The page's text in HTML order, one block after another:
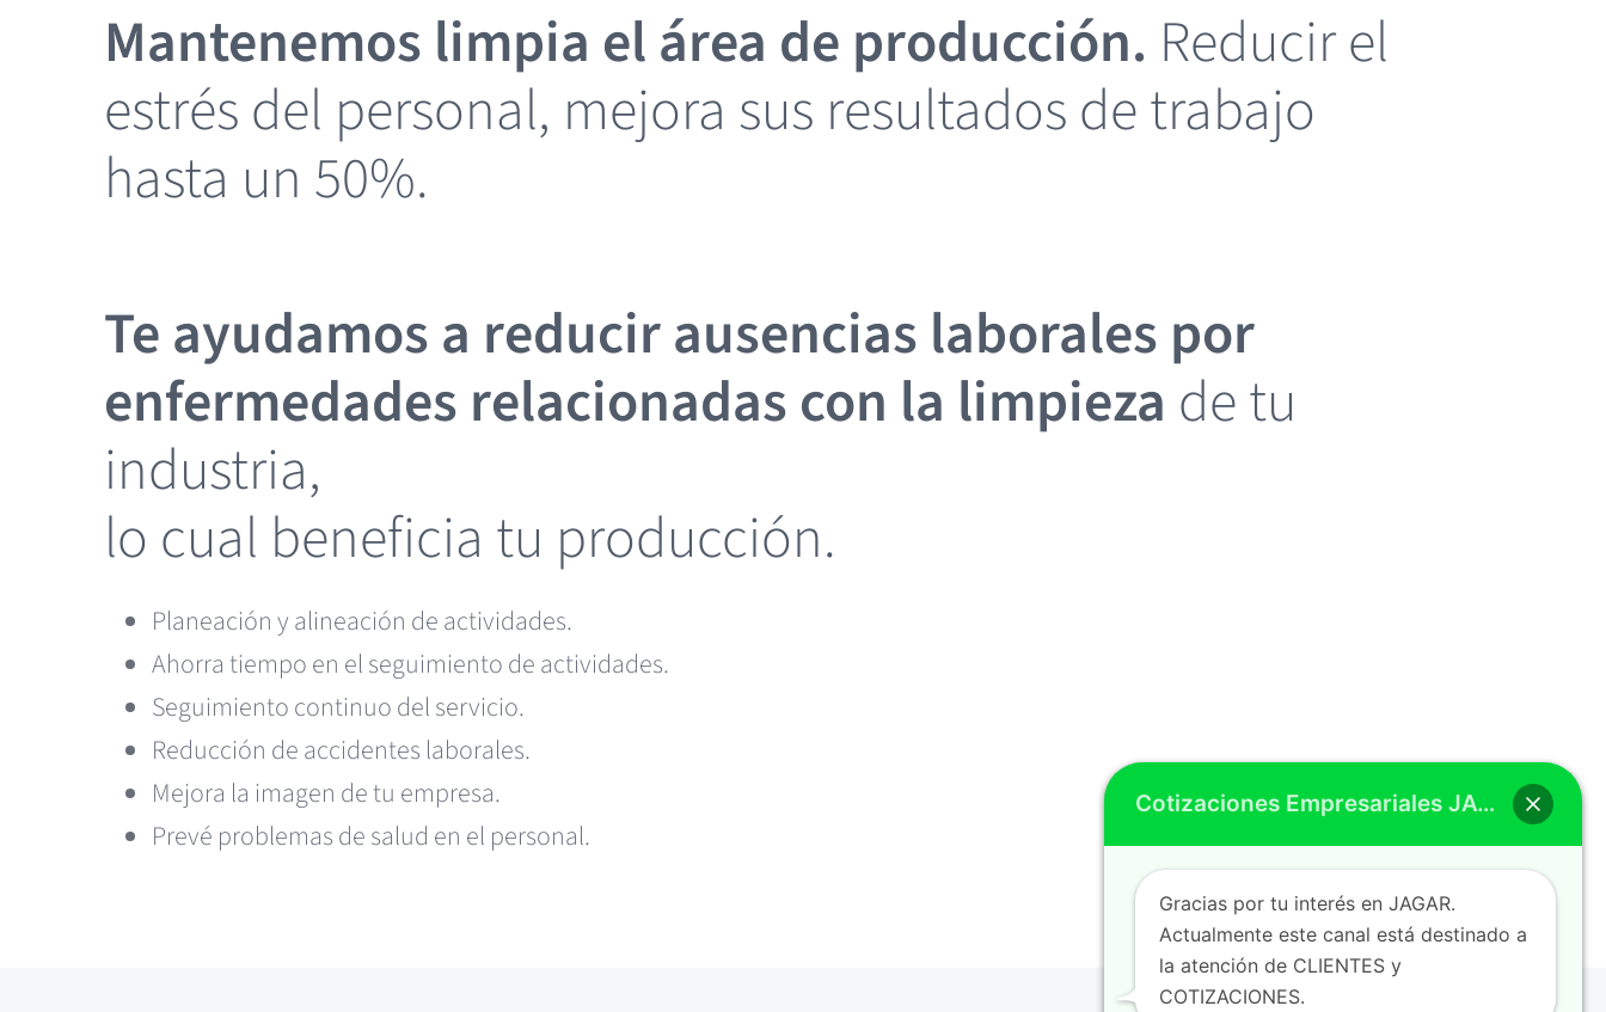
Mantenemos limpia el área de producción. Reducir el
estrés del personal, mejora sus resultados de trabajo
hasta un 50%.
Te ayudamos a reducir ausencias laborales por
enfermedades relacionadas con la limpieza de tu
industria,
lo cual beneficia tu producción.
Planeación y alineación de actividades.
Ahorra tiempo en el seguimiento de actividades.
Seguimiento continuo del servicio.
Reducción de accidentes laborales.
Mejora la imagen de tu empresa.
Prevé problemas de salud en el personal.
Cotizaciones Empresariales JAGAR
Gracias por tu interés en JAGAR.
Actualmente este canal está destinado a
la atención de CLIENTES y
COTIZACIONES.